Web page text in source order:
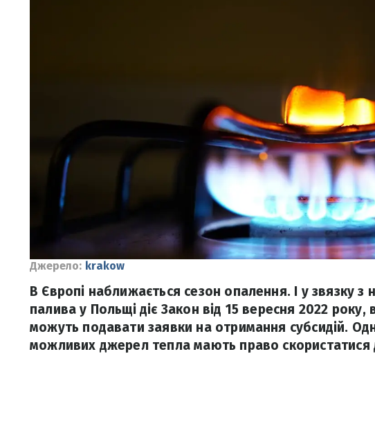
Джерело: krakow
В Європі наближається сезон опалення. І у звязку
палива у Польщі діє Закон від 15 вересня 2022 року,
можуть подавати заявки на отримання субсидій.
можливих джерел тепла мають право